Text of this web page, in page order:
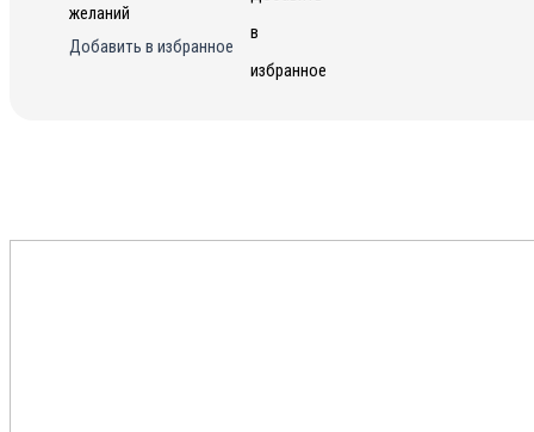
желаний
Добавить в избранное